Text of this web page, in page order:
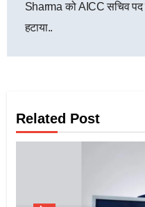
Sharma को AICC सचिव
हटाया..
Related Post